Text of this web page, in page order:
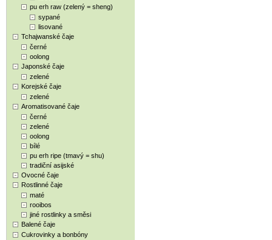
pu erh raw (zelený = sheng)
sypané
lisované
Tchajwanské čaje
černé
oolong
Japonské čaje
zelené
Korejské čaje
zelené
Aromatisované čaje
černé
zelené
oolong
bílé
pu erh ripe (tmavý = shu)
tradiční asijské
Ovocné čaje
Rostlinné čaje
maté
rooibos
jiné rostlinky a směsi
Balené čaje
Cukrovinky a bonbóny